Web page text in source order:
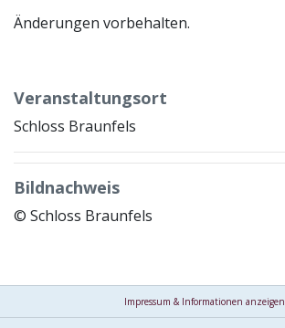
Änderungen vorbehalten.
Veranstaltungsort
Schloss Braunfels
Bildnachweis
© Schloss Braunfels
Impressum & Informationen anzeigen